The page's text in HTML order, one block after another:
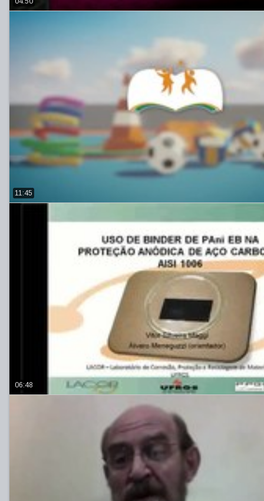
11:45
06:48